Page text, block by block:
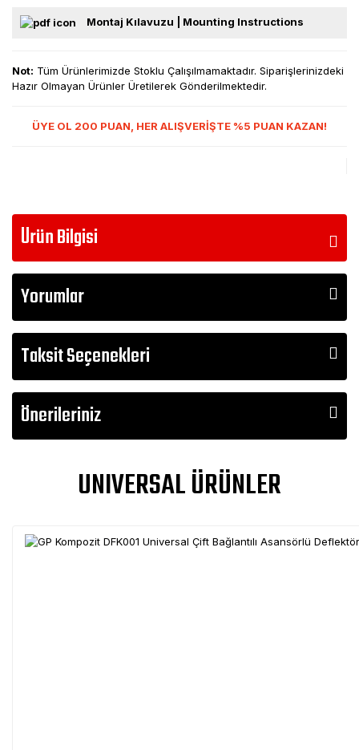
Montaj Kılavuzu | Mounting Instructions
Not: Tüm Ürünlerimizde Stoklu Çalışılmamaktadır. Siparişlerinizdeki
Hazır Olmayan Ürünler Üretilerek Gönderilmektedir.
ÜYE OL 200 PUAN, HER ALIŞVERİŞTE %5 PUAN KAZAN!
Ürün Bilgisi
Yorumlar
Taksit Seçenekleri
Önerileriniz
UNIVERSAL ÜRÜNLER